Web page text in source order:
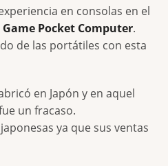
en consolas en el
Game Pocket Computer.
de las portátiles con esta
en Japón y en aquel
un fracaso.
ya que sus ventas